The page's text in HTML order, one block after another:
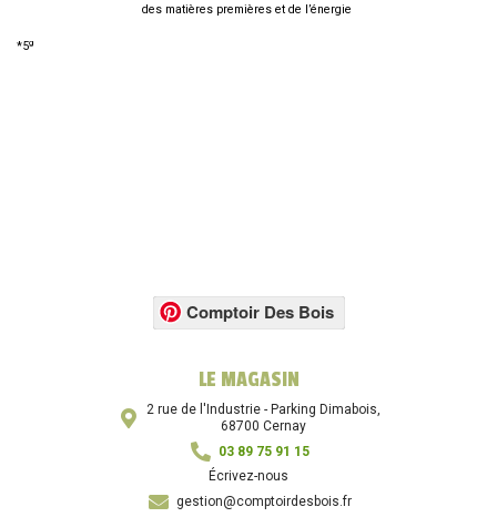
des matières premières et de l’énergie
*5g
Comptoir Des Bois
LE MAGASIN
2 rue de l'Industrie - Parking Dimabois,
68700 Cernay
03 89 75 91 15
Écrivez-nous
gestion@comptoirdesbois.fr